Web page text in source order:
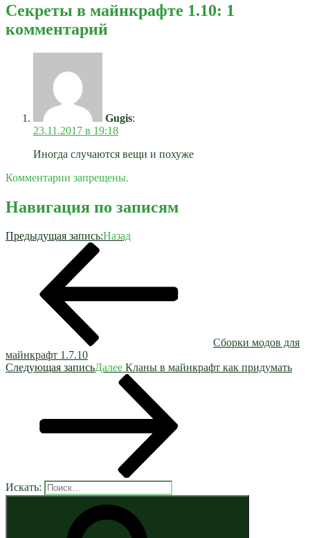
Секреты в майнкрафте 1.10: 1
комментарий
Gugis:
23.11.2017 в 19:18
Иногда случаются вещи и похуже
Комментарии запрещены.
Навигация по записям
Предыдущая запись:Назад
Сборки модов для
майнкрафт 1.7.10
Следующая записьДалее Кланы в майнкрафт как придумать
Искать: